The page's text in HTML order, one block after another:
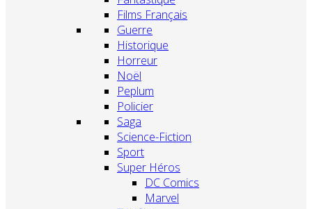
Films Français
Guerre
Historique
Horreur
Noël
Peplum
Policier
Saga
Science-Fiction
Sport
Super Héros
DC Comics
Marvel